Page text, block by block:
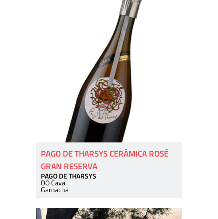
PAGO DE THARSYS CERÁMICA ROSÉ
GRAN RESERVA
PAGO DE THARSYS
DO Cava
Garnacha